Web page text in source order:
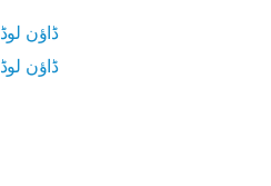
ڈاؤن لوڈ 1
ڈاؤن لوڈ 2